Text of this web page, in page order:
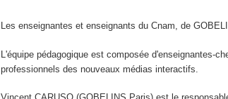
Les enseignantes et enseignants du Cnam, de
L'équipe pédagogique est composée d'enseignantes-
professionnels des nouveaux médias interactifs.